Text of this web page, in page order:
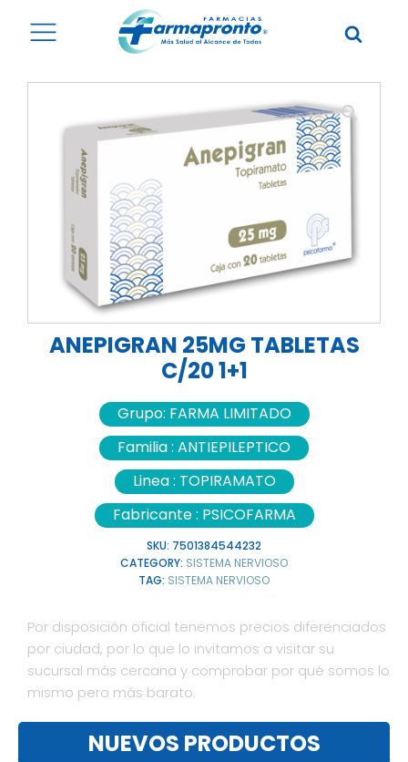
ANEPIGRAN 25MG TABLETAS
C/20 1+1
Grupo: FARMA LIMITADO
Familia : ANTIEPILEPTICO
Linea : TOPIRAMATO
Fabricante : PSICOFARMA
SKU: 7501384544232
CATEGORY: SISTEMA NERVIOSO
TAG: SISTEMA NERVIOSO
Por disposición oficial tenemos precios diferenciados
por ciudad, por lo que lo invitamos a visitar su
sucursal más cercana y comprobar por qué somos lo
mismo pero más barato.
NUEVOS PRODUCTOS